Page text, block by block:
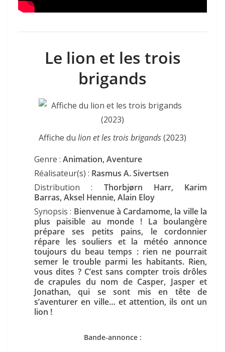
Le lion et les trois
brigands
Affiche du lion et les trois brigands(2023)
Genre : Animation, Aventure
Réalisateur(s) : Rasmus A. Sivertsen
Distribution : Thorbjørn Harr, Karim
Barras, Aksel Hennie, Alain Eloy
Synopsis : Bienvenue à Cardamome, la ville la
plus paisible au monde ! La boulangère
prépare ses petits pains, le cordonnier
répare les souliers et la météo annonce
toujours du beau temps : rien ne pourrait
semer le trouble parmi les habitants. Rien,
vous dites ? C’est sans compter trois drôles
de crapules du nom de Casper, Jasper et
Jonathan, qui se sont mis en tête de
s’aventurer en ville… et attention, ils ont un
lion !
Bande-annonce :